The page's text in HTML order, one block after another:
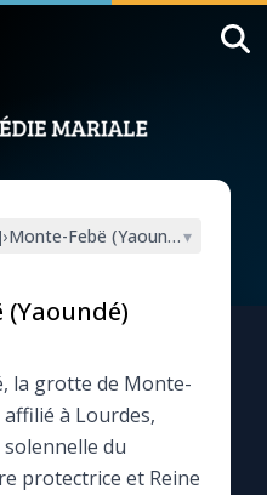
›Monte-Febë (Yaoundé)
▾
(Yaoundé)
la grotte de Monte-
à Lourdes,
du
protectrice et Reine